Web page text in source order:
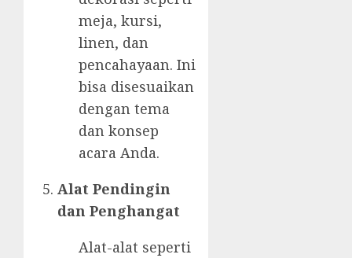
meja, kursi,
linen, dan
pencahayaan. Ini
bisa disesuaikan
dengan tema
dan konsep
acara Anda.
Alat Pendingin
dan Penghangat
Alat-alat seperti